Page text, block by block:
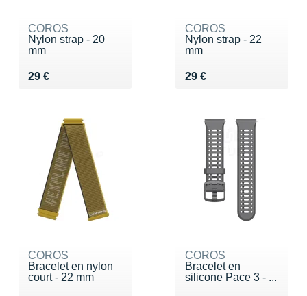
COROS
Nylon strap - 20
mm
29 €
Vendu 29 €
COROS
Nylon strap - 22
mm
29 €
Vendu 29 €
COROS
Bracelet en nylon
court - 22 mm
COROS
Bracelet en
silicone Pace 3 - ...